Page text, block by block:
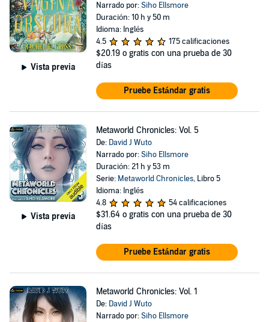
Vista previa
Narrado por:Siho Ellsmore
Duración: 10 h y 50 m
Idioma: Inglés
4.5
175 calificaciones
$20.19 o gratis con una prueba de 30
días
Pruebe Estándar gratis
Vista previa
Metaworld Chronicles: Vol. 5
De: David J Wuto
Narrado por:Siho Ellsmore
Duración: 21 h y 53 m
Serie: Metaworld Chronicles, Libro 5
Idioma: Inglés
4.8
54 calificaciones
$31.64 o gratis con una prueba de 30
días
Pruebe Estándar gratis
Metaworld Chronicles: Vol. 1
De: David J Wuto
Narrado por:Siho Ellsmore